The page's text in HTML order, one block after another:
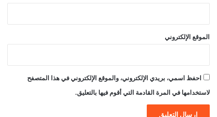
الموقع الإلكتروني
احفظ اسمي، بريدي الإلكتروني، والموقع الإلكتروني في هذا المتصفح
لاستخدامها في المرة القادمة التي أقوم فيها بالتعليق.